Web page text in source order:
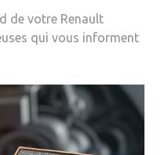
de votre Renault
qui vous informent